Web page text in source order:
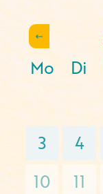
Mo Di
3
4
10
11